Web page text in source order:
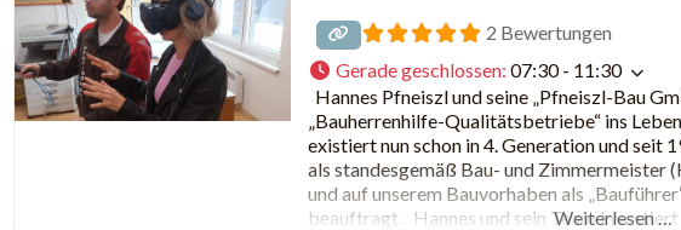
2 Bewertungen
Gerade geschlossen: 07:30 - 11:30
Hannes Pfneiszl und seine „Pfneiszl-Bau
„Bauherrenhilfe-Qualitätsbetriebe“ ins
existiert nun schon in 4. Generation und seit
als standesgemäß Bau- und Zimmermeister
und auf unserem Bauvorhaben als
beauftragt. Hannes und sein Team investiert
Weiterlesen …